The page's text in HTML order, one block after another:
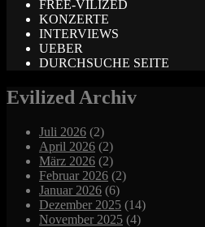
FREE-VILIZED
KONZERTE
INTERVIEWS
UEBER
DURCHSUCHE SEITE
Evilized Archiv
Juli 2026 (2)
April 2026 (2)
März 2026 (2)
Februar 2026 (2)
Januar 2026 (6)
Dezember 2025 (14)
November 2025 (4)